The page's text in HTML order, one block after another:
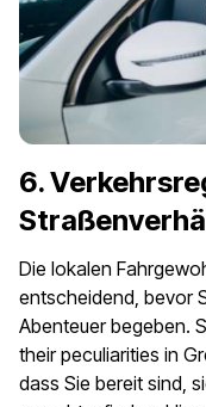
6.
Die lokalen
entscheidend, bevor
Abenteuer begeben.
their peculiarities in
dass Sie bereit sind,